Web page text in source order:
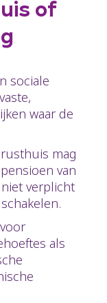
of
sociale
waar de
mag
van
verplicht
als